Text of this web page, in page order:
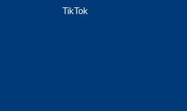
TikTok